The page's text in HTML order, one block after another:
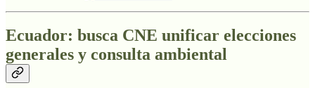
Ecuador: busca CNE unificar elecciones
generales y consulta ambiental